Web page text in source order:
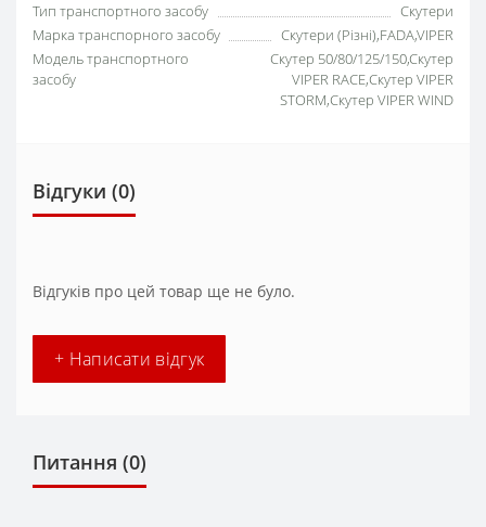
Тип транспортного засобу
Скутери
Марка транспорного засобу
Скутери (Різні),FADA,VIPER
Модель транспортного
засобу
Скутер 50/80/125/150,Скутер
VIPER RACE,Скутер VIPER
STORM,Скутер VIPER WIND
Відгуки (0)
Відгуків про цей товар ще не було.
+ Написати відгук
Питання (0)